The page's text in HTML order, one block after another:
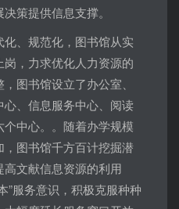
策提供信息支撑。
、规范化，图书馆从实
，力求优化人力资源的
图书馆设立了办公室、
、信息服务中心、阅读
中心。。随着办学规模
图书馆千方百计挖掘潜
文献信息资源的利用
”服务意识，积极克服种种